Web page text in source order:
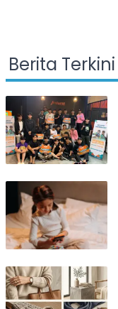
Berita Terkini